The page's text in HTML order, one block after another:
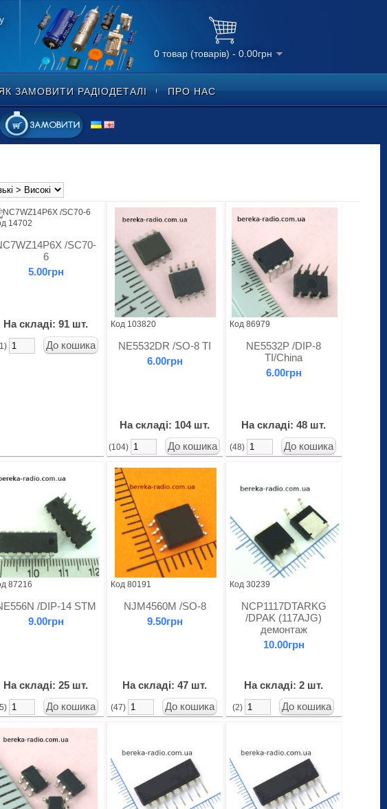
0 товар (товарів) - 0.00грн
ЗАМОВИТИ РАДІОДЕТАЛІ ПРО НАС
14702
/SC70-
6
5.00грн
На складі: 91 шт. Код 103820
NE5532DR /SO-8 TI
6.00грн
На складі: 104 шт.
(104)
Код 86979
NE5532P /DIP-8
TI/China
6.00грн
На складі: 48 шт.
(48)
87216
/DIP-14 STM
9.00грн
На складі: 25 шт.
Код 80191
NJM4560M /SO-8
9.50грн
На складі: 47 шт.
(47)
Код 30239
NCP1117DTARKG
/DPAK (117AJG)
демонтаж
10.00грн
На складі: 2 шт.
(2)